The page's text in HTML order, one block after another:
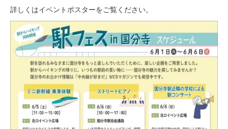
詳しくはイベントポスターをご覧ください。